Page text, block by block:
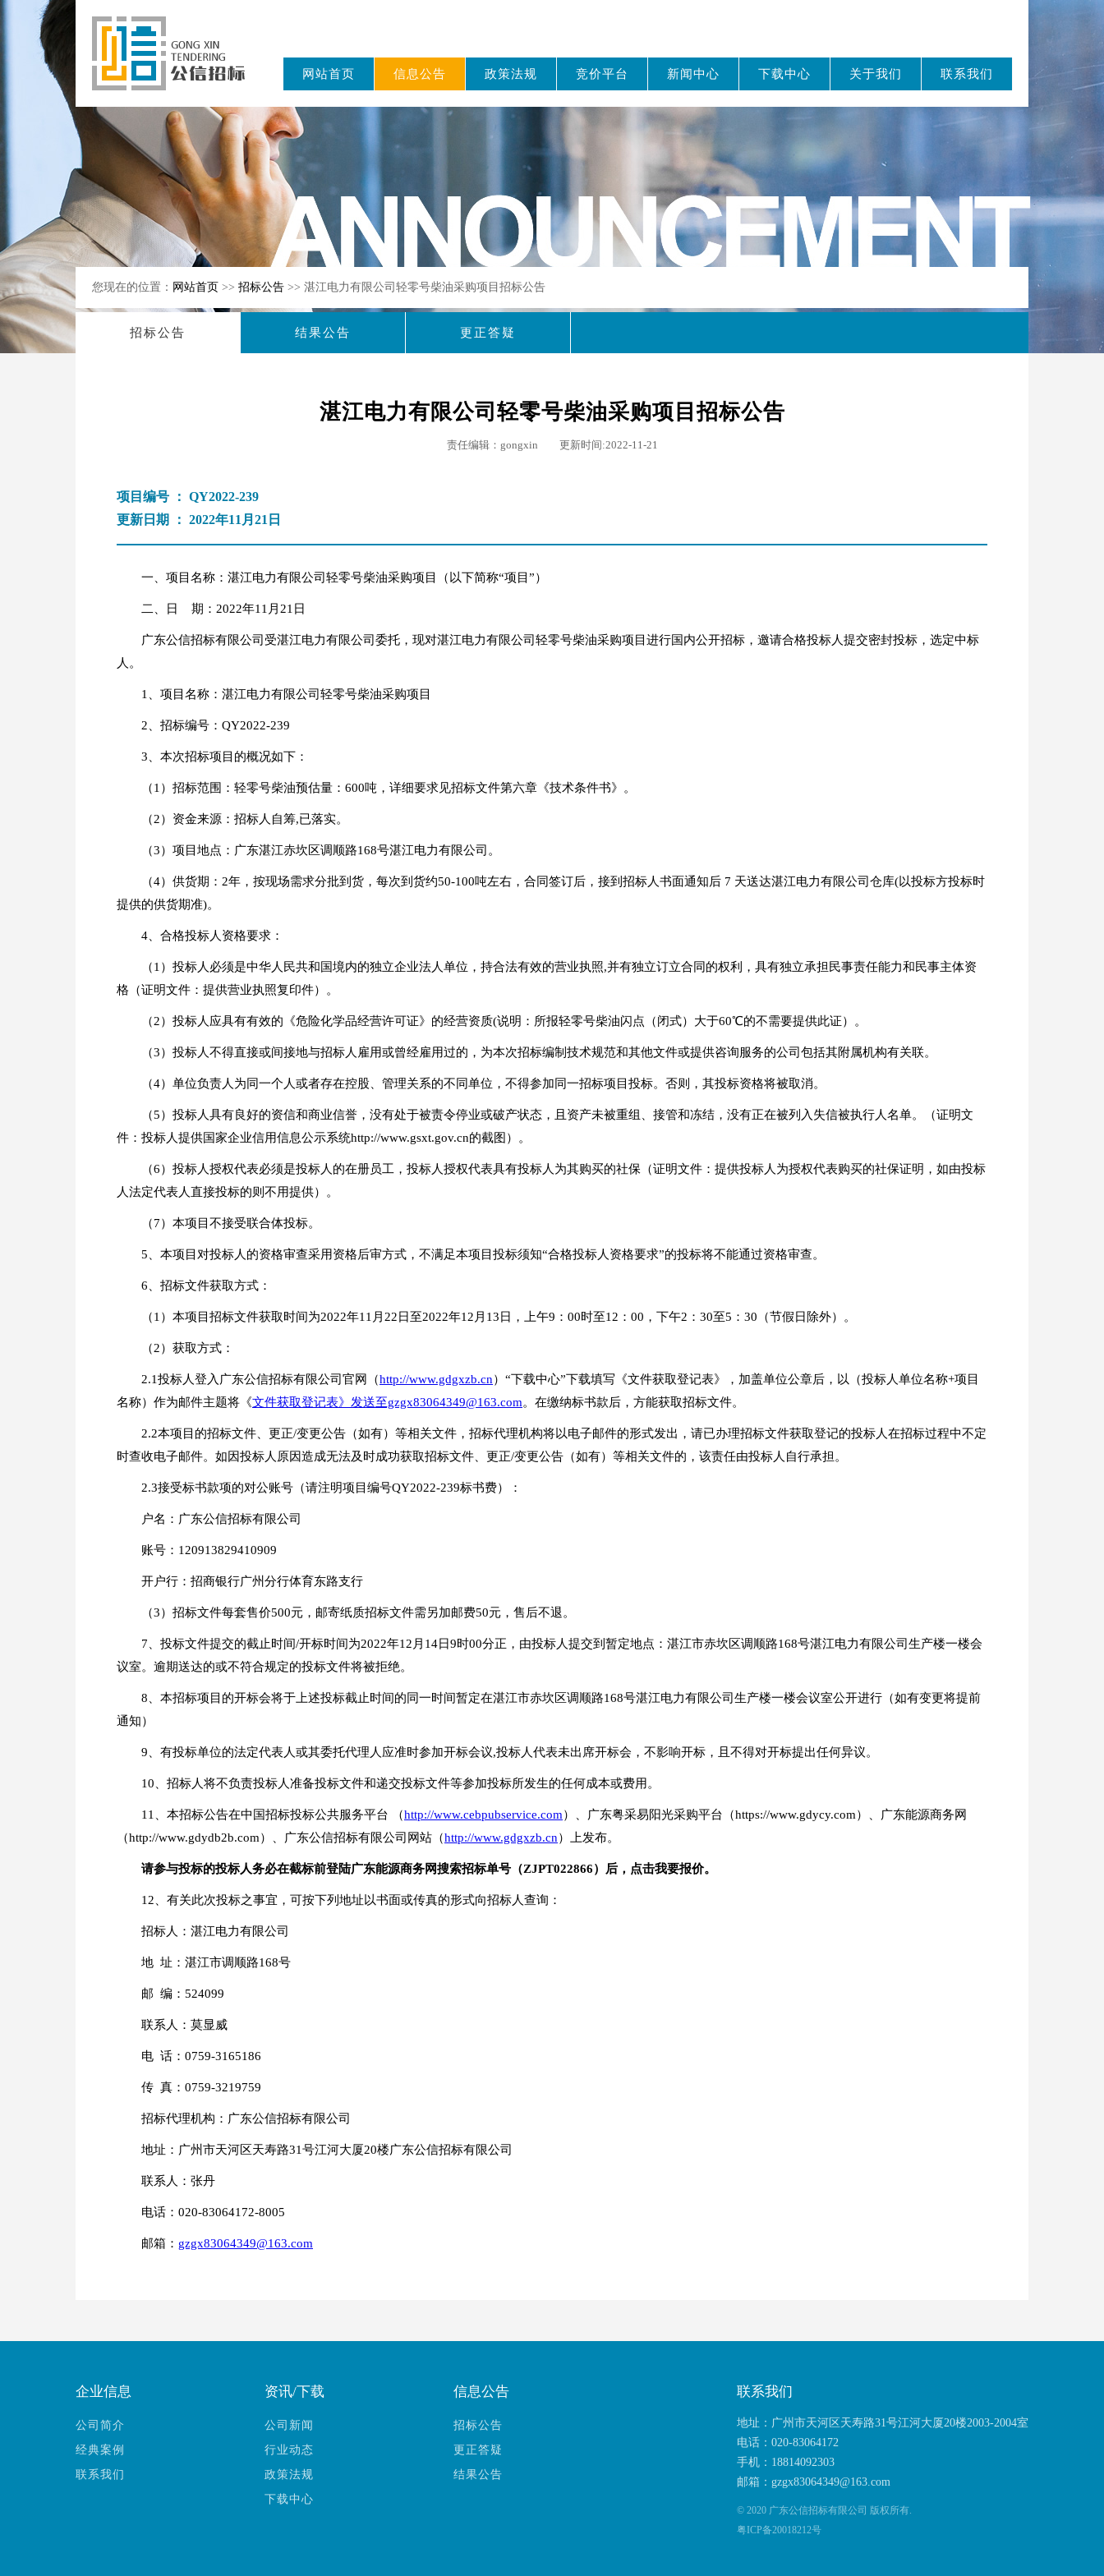
东公信招标
有限公司
网站首页 信息公告 政策法规 竞价平台 新闻中心 下载中心 关于我们 联系我们
您现在的位置： 网站首页 >> 招标公告 >> 湛江电力有限公司轻零号柴油采购项目招标公告
招标公告 结果公告 更正答疑
湛江电力有限公司轻零号柴油采购项目招标公告
责任编辑：gongxin 更新时间:2022-11-21
项目编号 ： QY2022-239
更新日期 ： 2022年11月21日
一、项目名称：湛江电力有限公司轻零号柴油采购项目（以下简称“项目”）
二、日 期：2022年11月21日
广东公信招标有限公司受湛江电力有限公司委托，现对湛江电力有限公司轻零号柴油采购项目进行国内公开招标，邀请合格投标人提交密封投标，选定中标
人。
1、项目名称：湛江电力有限公司轻零号柴油采购项目
2、招标编号：QY2022-239
3、本次招标项目的概况如下：
（1）招标范围：轻零号柴油预估量：600吨，详细要求见招标文件第六章《技术条件书》。
（2）资金来源：招标人自筹,已落实。
（3）项目地点：广东湛江赤坎区调顺路168号湛江电力有限公司。
（4）供货期：2年，按现场需求分批到货，每次到货约50-100吨左右，合同签订后，接到招标人书面通知后 7 天送达湛江电力有限公司仓库(以投标方投标时
提供的供货期准)。
4、合格投标人资格要求：
（1）投标人必须是中华人民共和国境内的独立企业法人单位，持合法有效的营业执照,并有独立订立合同的权利，具有独立承担民事责任能力和民事主体资
格（证明文件：提供营业执照复印件）。
（2）投标人应具有有效的《危险化学品经营许可证》的经营资质(说明：所报轻零号柴油闪点（闭式）大于60℃的不需要提供此证）。
（3）投标人不得直接或间接地与招标人雇用或曾经雇用过的，为本次招标编制技术规范和其他文件或提供咨询服务的公司包括其附属机构有关联。
（4）单位负责人为同一个人或者存在控股、管理关系的不同单位，不得参加同一招标项目投标。否则，其投标资格将被取消。
（5）投标人具有良好的资信和商业信誉，没有处于被责令停业或破产状态，且资产未被重组、接管和冻结，没有正在被列入失信被执行人名单。（证明文
件：投标人提供国家企业信用信息公示系统http://www.gsxt.gov.cn的截图）。
（6）投标人授权代表必须是投标人的在册员工，投标人授权代表具有投标人为其购买的社保（证明文件：提供投标人为授权代表购买的社保证明，如由投标
人法定代表人直接投标的则不用提供）。
（7）本项目不接受联合体投标。
5、本项目对投标人的资格审查采用资格后审方式，不满足本项目投标须知“合格投标人资格要求”的投标将不能通过资格审查。
6、招标文件获取方式：
（1）本项目招标文件获取时间为2022年11月22日至2022年12月13日，上午9：00时至12：00，下午2：30至5：30（节假日除外）。
（2）获取方式：
2.1投标人登入广东公信招标有限公司官网（http://www.gdgxzb.cn）“下载中心”下载填写《文件获取登记表》，加盖单位公章后，以（投标人单位名称+项目
名称）作为邮件主题将《文件获取登记表》发送至gzgx83064349@163.com。在缴纳标书款后，方能获取招标文件。
2.2本项目的招标文件、更正/变更公告（如有）等相关文件，招标代理机构将以电子邮件的形式发出，请已办理招标文件获取登记的投标人在招标过程中不定
时查收电子邮件。如因投标人原因造成无法及时成功获取招标文件、更正/变更公告（如有）等相关文件的，该责任由投标人自行承担。
2.3接受标书款项的对公账号（请注明项目编号QY2022-239标书费）：
户名：广东公信招标有限公司
账号：120913829410909
开户行：招商银行广州分行体育东路支行
（3）招标文件每套售价500元，邮寄纸质招标文件需另加邮费50元，售后不退。
7、投标文件提交的截止时间/开标时间为2022年12月14日9时00分正，由投标人提交到暂定地点：湛江市赤坎区调顺路168号湛江电力有限公司生产楼一楼会
议室。逾期送达的或不符合规定的投标文件将被拒绝。
8、本招标项目的开标会将于上述投标截止时间的同一时间暂定在湛江市赤坎区调顺路168号湛江电力有限公司生产楼一楼会议室公开进行（如有变更将提前
通知）
9、有投标单位的法定代表人或其委托代理人应准时参加开标会议,投标人代表未出席开标会，不影响开标，且不得对开标提出任何异议。
10、招标人将不负责投标人准备投标文件和递交投标文件等参加投标所发生的任何成本或费用。
11、本招标公告在中国招标投标公共服务平台 （http://www.cebpubservice.com）、广东粤采易阳光采购平台（https://www.gdycy.com）、广东能源商务网
（http://www.gdydb2b.com）、广东公信招标有限公司网站（http://www.gdgxzb.cn）上发布。
请参与投标的投标人务必在截标前登陆广东能源商务网搜索招标单号（ZJPT022866）后，点击我要报价。
12、有关此次投标之事宜，可按下列地址以书面或传真的形式向招标人查询：
招标人：湛江电力有限公司
地 址：湛江市调顺路168号
邮 编：524099
联系人：莫显威
电 话：0759-3165186
传 真：0759-3219759
招标代理机构：广东公信招标有限公司
地址：广州市天河区天寿路31号江河大厦20楼广东公信招标有限公司
联系人：张丹
电话：020-83064172-8005
邮箱： gzgx83064349@163.com
企业信息
公司简介
经典案例
联系我们
资讯/下载
公司新闻
行业动态
政策法规
下载中心
信息公告
招标公告
更正答疑
结果公告
联系我们
地址：广州市天河区天寿路31号江河大厦20楼2003-2004室
电话：020-83064172
手机：18814092303
邮箱：gzgx83064349@163.com
© 2020 广东公信招标有限公司 版权所有.
粤ICP备20018212号